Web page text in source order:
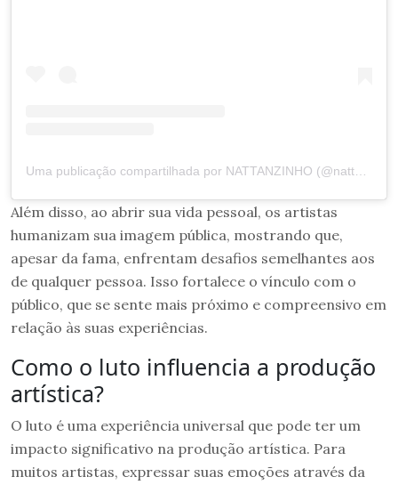
Uma publicação compartilhada por NATTANZINHO (@nattan)
Além disso, ao abrir sua vida pessoal, os artistas
humanizam sua imagem pública, mostrando que,
apesar da fama, enfrentam desafios semelhantes aos
de qualquer pessoa. Isso fortalece o vínculo com o
público, que se sente mais próximo e compreensivo em
relação às suas experiências.
Como o luto influencia a produção
artística?
O luto é uma experiência universal que pode ter um
impacto significativo na produção artística. Para
muitos artistas, expressar suas emoções através da